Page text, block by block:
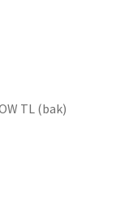
TL (bak)